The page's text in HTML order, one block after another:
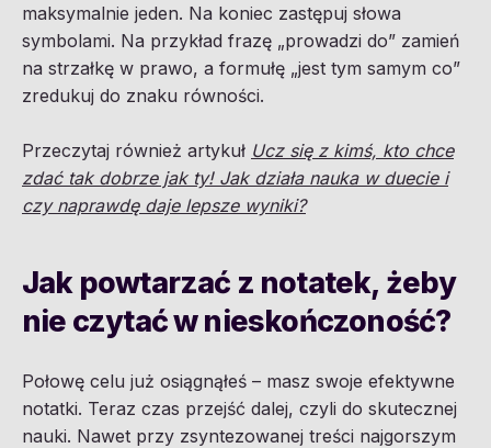
maksymalnie jeden. Na koniec zastępuj słowa
symbolami. Na przykład frazę „prowadzi do” zamień
na strzałkę w prawo, a formułę „jest tym samym co”
zredukuj do znaku równości.
Przeczytaj również artykuł Ucz się z kimś, kto chce
zdać tak dobrze jak ty! Jak działa nauka w duecie i
czy naprawdę daje lepsze wyniki?
Jak powtarzać z notatek, żeby
nie czytać w nieskończoność?
Połowę celu już osiągnąłeś – masz swoje efektywne
notatki. Teraz czas przejść dalej, czyli do skutecznej
nauki. Nawet przy zsyntezowanej treści najgorszym